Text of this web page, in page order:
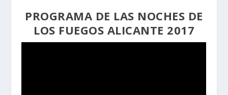
PROGRAMA DE LAS NOCHES DE
LOS FUEGOS ALICANTE 2017